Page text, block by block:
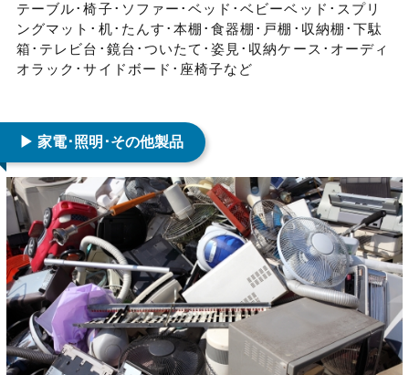
テーブル･椅子･ソファー･ベッド･ベビーベッド･スプリ
ングマット･机･たんす･本棚･食器棚･戸棚･収納棚･下駄
箱･テレビ台･鏡台･ついたて･姿見･収納ケース･オーディ
オラック･サイドボード･座椅子など
▶ 家電･照明･その他製品